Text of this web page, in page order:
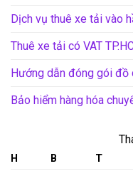
Dịch vụ thuê xe tải vào
Thuê xe tải có VAT
Hướng dẫn đóng gói đồ
Bảo hiểm hàng hóa
H B T